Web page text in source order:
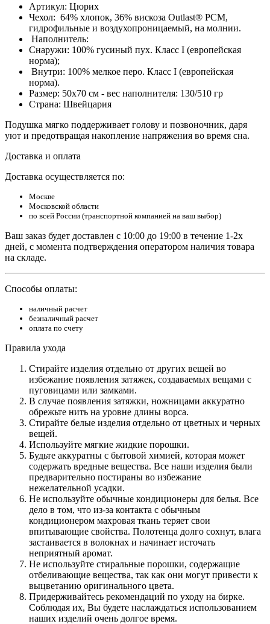
Артикул: Цюрих
Чехол: 64% хлопок, 36% вискоза Outlast® PCM,
гидрофильные и воздухопроницаемый, на молнии.
Наполнитель:
Снаружи: 100% гусиный пух. Класс I (европейская
норма);
Внутри: 100% мелкое перо. Класс I (европейская
норма).
Размер: 50х70 см - вес наполнителя: 130/510 гр
Страна: Швейцария
Подушка мягко поддерживает голову и позвоночник, даря
уют и предотвращая накопление напряжения во время сна.
Доставка и оплата
Доставка осуществляется по:
Москве
Московской области
по всей России (транспортной компанией на ваш выбор)
Ваш заказ будет доставлен с 10:00 до 19:00 в течение 1-2х
дней, с момента подтверждения оператором наличия товара
на складе.
Способы оплаты:
наличный расчет
безналичный расчет
оплата по счету
Правила ухода
Стирайте изделия отдельно от других вещей во
избежание появления затяжек, создаваемых вещами с
пуговицами или замками.
В случае появления затяжки, ножницами аккуратно
обрежьте нить на уровне длины ворса.
Стирайте белые изделия отдельно от цветных и черных
вещей.
Используйте мягкие жидкие порошки.
Будьте аккуратны с бытовой химией, которая может
содержать вредные вещества. Все наши изделия были
предварительно постираны во избежание
нежелательной усадки.
Не используйте обычные кондиционеры для белья. Все
дело в том, что из-за контакта с обычным
кондиционером махровая ткань теряет свои
впитывающие свойства. Полотенца долго сохнут, влага
застаивается в волокнах и начинает источать
неприятный аромат.
Не используйте стиральные порошки, содержащие
отбеливающие вещества, так как они могут привести к
выцветанию оригинального цвета.
Придерживайтесь рекомендаций по уходу на бирке.
Соблюдая их, Вы будете наслаждаться использованием
наших изделий очень долгое время.